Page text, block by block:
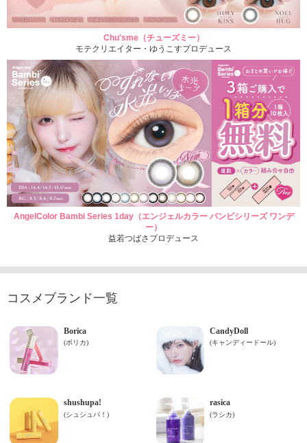
Chu'sme（チューズミー）
モテクリエイター・ゆうこすプロデュース
AngelColor Bambi Series 1day（エンジェルカラー バンビシリーズ ワンデ
ー）
益若つばさプロデュース
コスメブランド一覧